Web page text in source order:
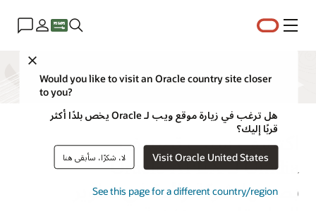
القائمة
Would you like to visit an Oracle country site closer
to you?
هل ترغب في زيارة موقع ويب لـ Oracle يخص بلدًا أكثر
قربًا إليك؟
Visit Oracle United States لا، شكرًا، سأبقى هنا
See this page for a different country/region
اكتشف سبب تصنيف
Omdia لـ Oracle APEX
بصفتها شركة رائدة في تطوير